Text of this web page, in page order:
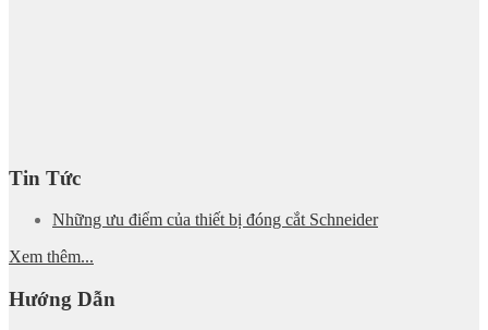
Tin Tức
Những ưu điểm của thiết bị đóng cắt Schneider
Xem thêm...
Hướng Dẫn